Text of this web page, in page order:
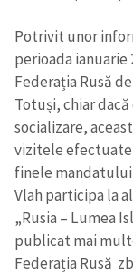
Potrivit unor
perioada ianuarie
Federația Rusă
Totuși, chiar
socializare,
vizitele efectuate
finele mandatului
Vlah participa la
„Rusia – Lumea
publicat mai
Federația Rusă